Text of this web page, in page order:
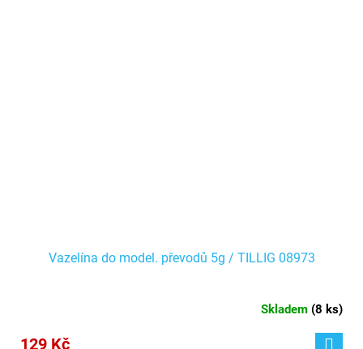
Vazelína do model. převodů 5g / TILLIG 08973
Skladem (8 ks)
129 Kč